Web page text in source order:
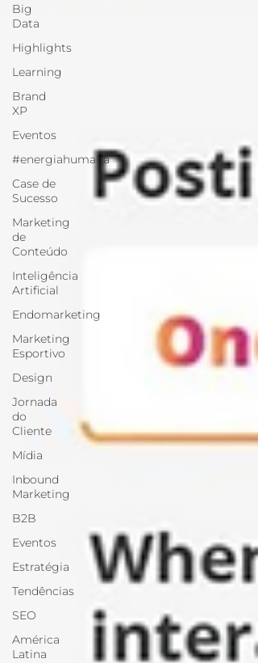
Big
Data
Highlights
Learning
Brand
XP
Eventos
#energiahumana
Case de
Sucesso
Marketing
de
Conteúdo
Inteligência
Artificial
Endomarketing
Marketing
Esportivo
Design
Jornada
do
Cliente
Mídia
Inbound
Marketing
B2B
Eventos
Estratégia
Tendências
SEO
América
Latina